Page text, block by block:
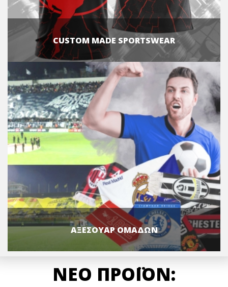
CUSTOM MADE SPORTSWEAR
ΑΞΕΣΟΥΑΡ ΟΜΑΔΩΝ
ΝΕΟ ΠΡΟΪΟΝ: